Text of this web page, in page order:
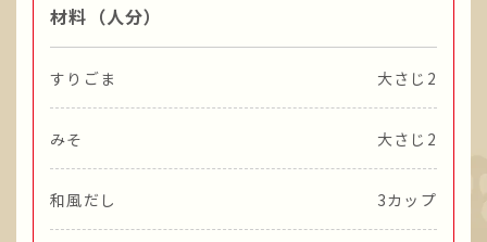
材料（人分）
すりごま 大さじ2
みそ 大さじ2
和風だし 3カップ